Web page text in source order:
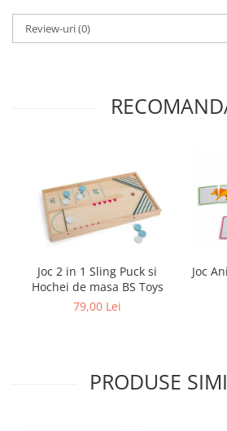
Review-uri(0)
Joc 2 in 1 Sling Puck si
Hochei de masa BS Toys
79,00 Lei
Joc
PRODUSE